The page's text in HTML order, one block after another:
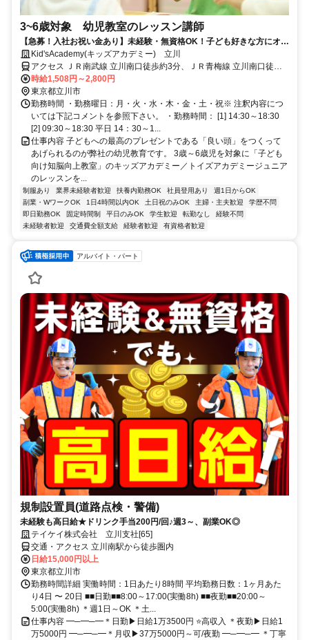
3~6歳対象 幼児教室のレッスン講師
【急募！入社お祝い金あり】未経験・無資格OK！子ども好きな方にオス
スメの幼児教育スタッフ！
Kid'sAcademy(キッズアカデミー) 立川
アクセス ＪＲ南武線 立川南口徒歩約3分、ＪＲ青梅線 立川南口徒歩
約3分、多摩都市モノレール線 立川南徒歩約3分
時給1,508円～2,800円
東京都立川市
勤務時間 ・勤務曜日：月・火・水・木・金・土・祝※ 注釈内容につ
いては下記コメントを参照下さい。 ・勤務時間： [1] 14:30～18:30
[2] 09:30～18:30 平日 14：30～1...
仕事内容 子どもへの最高のプレゼントである「良い頭」をつくって
あげられるのが弊社の幼児教育です。 3歳～6歳児を対象に「子ども
向け知脳向上教室」のキッズアカデミー／トイズアカデミージュニア
のレッスンを...
制服あり 業界未経験者歓迎 扶養内勤務OK 社員登用あり
週1日からOK
副業・WワークOK
1日4時間以内OK 土日祝のみOK 主婦・主夫歓迎
学歴不問
即日勤務OK
固定時間制 平日のみOK 学生歓迎 転勤なし
経験不問
未経験者歓迎
交通費全額支給 経験者歓迎 有資格者歓迎
アルバイト・パート
規制設置員(道路点検・警備)
未経験も高日給★ドリンク手当200円/回♪週3～、副業OK◎
テイケイ株式会社 立川支社[65]
交通・アクセス 立川南駅から徒歩圏内
日給15,000円以上
東京都立川市
勤務時間詳細 実働時間：1日あたり8時間 平均勤務日数：1ヶ月あた
り4日 〜 20日 ■■日勤■■8:00～17:00(実働8h) ■■夜勤■■20:00～
5:00(実働8h) ＊週1日～OK ＊土...
仕事内容 ━─━─━＊日勤▶日給1万3500円 ⭐高収入 ＊夜勤▶日給1
万5000円 ━─━─━＊月収▶37万5000円～可/夜勤 ━─━─━ ＊丁寧